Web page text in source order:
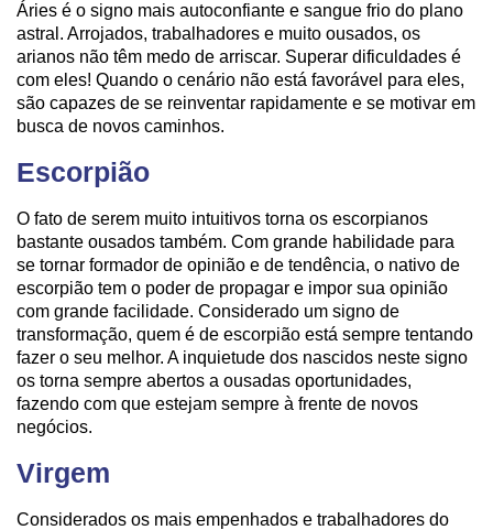
Áries é o signo mais autoconfiante e sangue frio do plano
astral. Arrojados, trabalhadores e muito ousados, os
arianos não têm medo de arriscar. Superar dificuldades é
com eles! Quando o cenário não está favorável para eles,
são capazes de se reinventar rapidamente e se motivar em
busca de novos caminhos.
Escorpião
O fato de serem muito intuitivos torna os escorpianos
bastante ousados também. Com grande habilidade para
se tornar formador de opinião e de tendência, o nativo de
escorpião tem o poder de propagar e impor sua opinião
com grande facilidade. Considerado um signo de
transformação, quem é de escorpião está sempre tentando
fazer o seu melhor. A inquietude dos nascidos neste signo
os torna sempre abertos a ousadas oportunidades,
fazendo com que estejam sempre à frente de novos
negócios.
Virgem
Considerados os mais empenhados e trabalhadores do